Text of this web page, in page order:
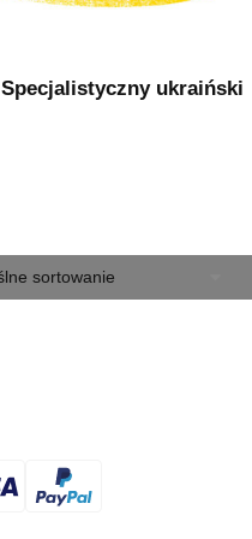
Specjalistyczny ukraiński